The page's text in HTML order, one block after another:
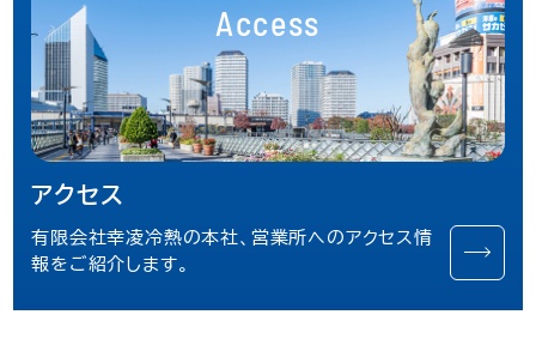
Access
アクセス
有限会社幸凌冷熱の本社、営業所へのアクセス情
報をご紹介します。